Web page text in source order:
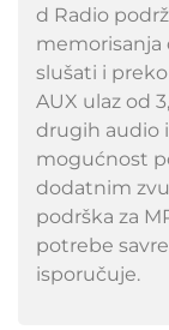
d Radio
memorisanja
slušati i
AUX ulaz od
drugih audio
mogućnost
dodatnim
podrška za
potrebe
isporučuje.